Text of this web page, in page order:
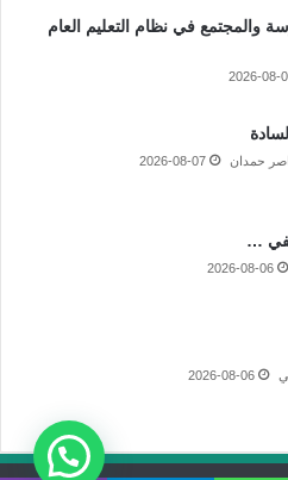
والمجتمع في نظام التعليم العام
2026-08-
حمدان 2026-08-07
…
2026-08-06
2026-08-06